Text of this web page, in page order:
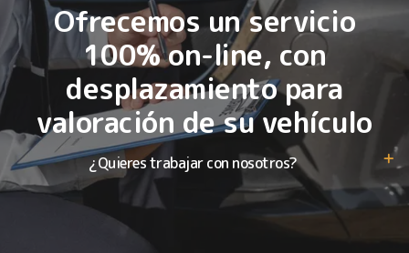
Ofrecemos un servicio
100% on-line, con
desplazamiento para
valoración de su vehículo
¿Quieres trabajar con nosotros?